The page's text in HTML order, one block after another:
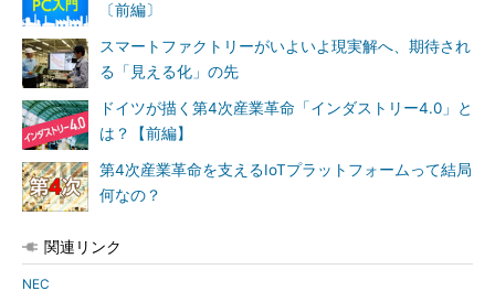
〔前編〕
スマートファクトリーがいよいよ現実解へ、期待され
る「見える化」の先
ドイツが描く第4次産業革命「インダストリー4.0」と
は？【前編】
第4次産業革命を支えるIoTプラットフォームって結局
何なの？
関連リンク
NEC